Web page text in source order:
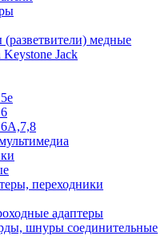
медные
Jack
6А,7,8
переходники
адаптеры
шнуры соединительные